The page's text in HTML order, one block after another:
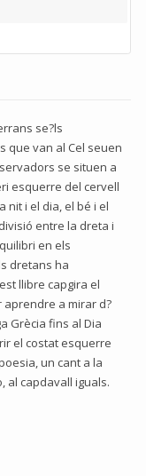
se?ls
que van al Cel seuen
se situen a
esquerre del cervell
nit i el dia, el bé i el
entre la dreta i
en els
dretans ha
llibre capgira el
a mirar d?
Grècia fins al Dia
el costat esquerre
un cant a la
al capdavall iguals.